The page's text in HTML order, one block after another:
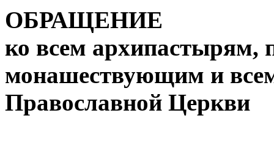
ОБРАЩЕНИЕ
ко всем архипастырям,
монашествующим и
Православной Церкви